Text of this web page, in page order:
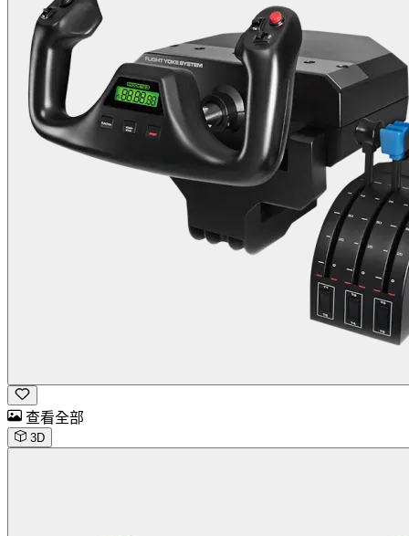
查看全部
3D